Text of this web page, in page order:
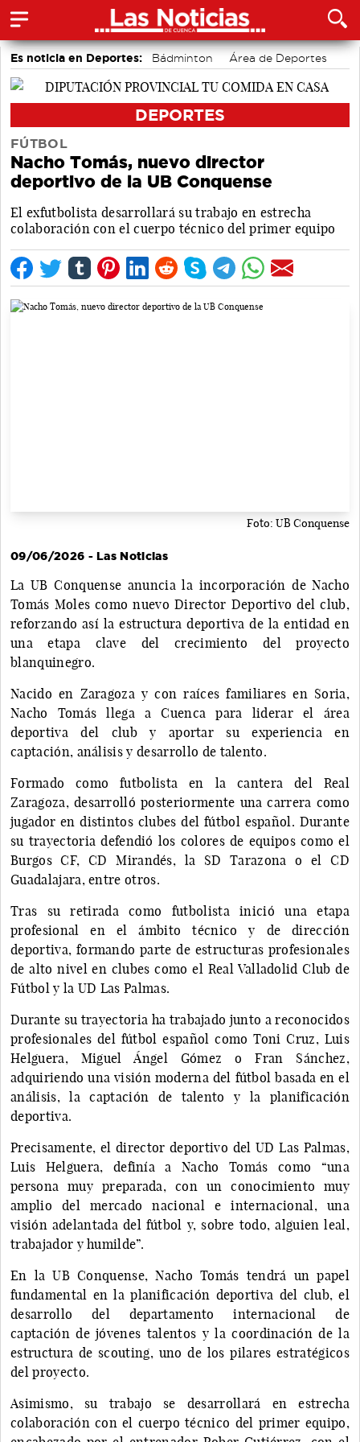
Es noticia en Deportes: Bádminton
Área de Deportes
Motor
Bolos conquenses
DEPORTES
FÚTBOL
Nacho Tomás, nuevo director
deportivo de la UB Conquense
El exfutbolista desarrollará su trabajo en estrecha
colaboración con el cuerpo técnico del primer equipo
Foto: UB Conquense
09/06/2026 - Las Noticias
La UB Conquense anuncia la incorporación de Nacho
Tomás Moles como nuevo Director Deportivo del club,
reforzando así la estructura deportiva de la entidad en
una etapa clave del crecimiento del proyecto
blanquinegro.
Nacido en Zaragoza y con raíces familiares en Soria,
Nacho Tomás llega a Cuenca para liderar el área
deportiva del club y aportar su experiencia en
captación, análisis y desarrollo de talento.
Formado como futbolista en la cantera del Real
Zaragoza, desarrolló posteriormente una carrera como
jugador en distintos clubes del fútbol español. Durante
su trayectoria defendió los colores de equipos como el
Burgos CF, CD Mirandés, la SD Tarazona o el CD
Guadalajara, entre otros.
Tras su retirada como futbolista inició una etapa
profesional en el ámbito técnico y de dirección
deportiva, formando parte de estructuras profesionales
de alto nivel en clubes como el Real Valladolid Club de
Fútbol y la UD Las Palmas.
Durante su trayectoria ha trabajado junto a reconocidos
profesionales del fútbol español como Toni Cruz, Luis
Helguera, Miguel Ángel Gómez o Fran Sánchez,
adquiriendo una visión moderna del fútbol basada en el
análisis, la captación de talento y la planificación
deportiva.
Precisamente, el director deportivo del UD Las Palmas,
Luis Helguera, definía a Nacho Tomás como “una
persona muy preparada, con un conocimiento muy
amplio del mercado nacional e internacional, una
visión adelantada del fútbol y, sobre todo, alguien leal,
trabajador y humilde”.
En la UB Conquense, Nacho Tomás tendrá un papel
fundamental en la planificación deportiva del club, el
desarrollo del departamento internacional de
captación de jóvenes talentos y la coordinación de la
estructura de scouting, uno de los pilares estratégicos
del proyecto.
Asimismo, su trabajo se desarrollará en estrecha
colaboración con el cuerpo técnico del primer equipo,